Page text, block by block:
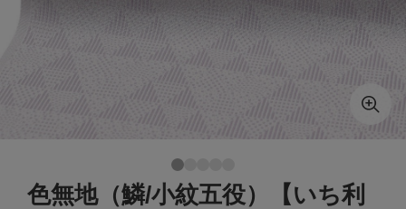
色無地（鱗/小紋五役）【いち利